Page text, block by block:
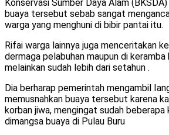
Konservasi Sumber Daya Alam
buaya tersebut sebab sangat
warga yang menghuni di bibir pantai itu.
Rifai warga lainnya juga menceritakan
dermaga pelabuhan maupun di
melainkan sudah lebih dari setahun .
Dia berharap pemerintah mengambil
memusnahkan buaya tersebut karena
korban jiwa, mengingat sudah beberapa
dimangsa buaya di Pulau Buru